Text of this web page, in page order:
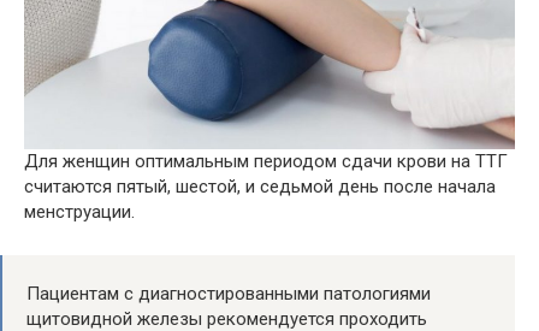
Для женщин оптимальным периодом сдачи крови на ТТГ
считаются пятый, шестой, и седьмой день после начала
менструации.
Пациентам с диагностированными патологиями
щитовидной железы рекомендуется проходить